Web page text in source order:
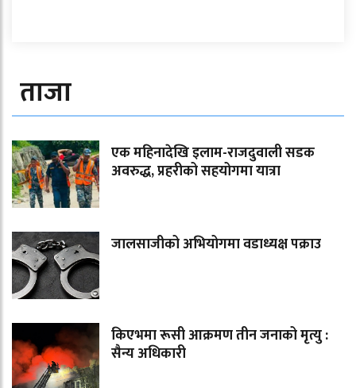
ताजा
एक महिनादेखि इलाम-राजदुवाली सडक
अवरुद्ध, प्रहरीको सहयोगमा यात्रा
जालसाजीको अभियोगमा वडाध्यक्ष पक्राउ
किएभमा रूसी आक्रमण तीन जनाको मृत्यु :
सैन्य अधिकारी